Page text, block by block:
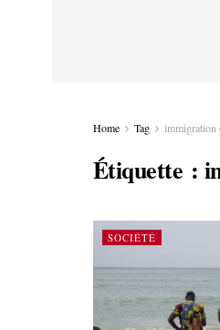
Home Tag immigration
Étiquette :
SOCIÉTÉ